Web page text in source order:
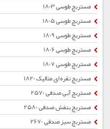
مستربچ طوسی 1803
مستربچ طوسی 1805
مستربچ طوسی 1809
مستربچ طوسی 1806
مستربچ طوسی 1807
مستربچ نقره ای متالیک 1820
مستربچ آبی صدفی 2570
مستربچ بنفش صدفی 2580
مستربچ سبز صدفی 2670